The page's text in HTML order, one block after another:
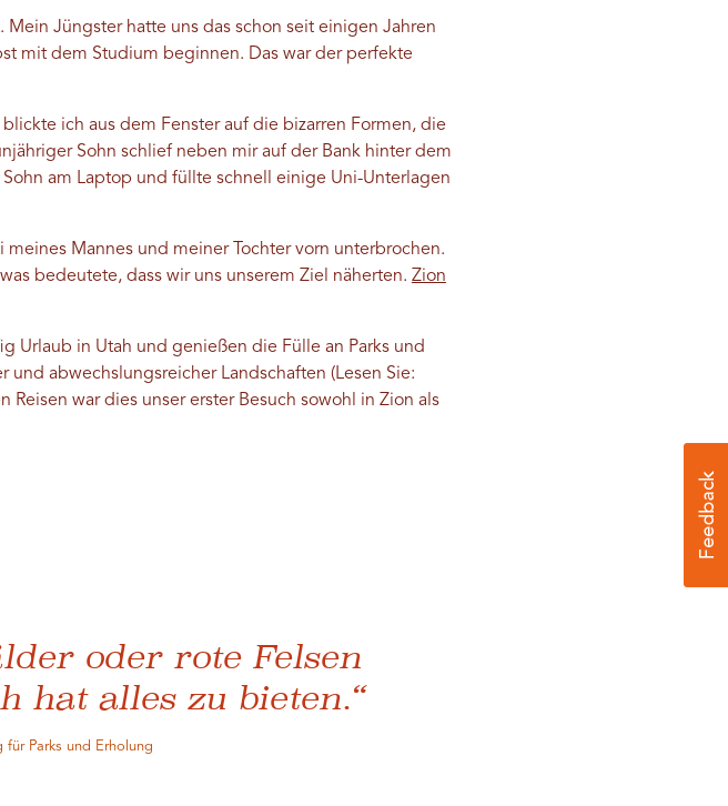
Jüngster hatte uns das schon seit einigen Jahren
mit dem Studium beginnen. Das war der perfekte
ich aus dem Fenster auf die bizarren Formen, die
Sohn schlief neben mir auf der Bank hinter dem
am Laptop und füllte schnell einige Uni-Unterlagen
Mannes und meiner Tochter vorn unterbrochen.
bedeutete, dass wir uns unserem Ziel näherten. Zion
Urlaub in Utah und genießen die Fülle an Parks und
abwechslungsreicher Landschaften (Lesen Sie:
Reisen war dies unser erster Besuch sowohl in Zion als
oder rote Felsen
hat alles zu bieten.“
Parks und Erholung